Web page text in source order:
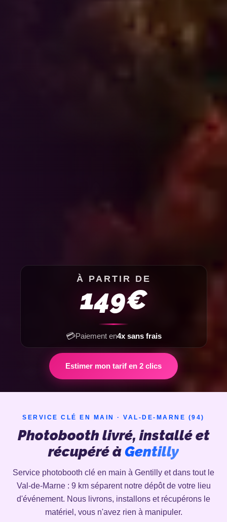
À PARTIR DE
149€
💳Paiement en4x sans frais
Estimer mon tarif en 2 clics
SERVICE CLÉ EN MAIN · VAL-DE-MARNE (94)
Photobooth livré, installé et
récupéré àGentilly
Service photobooth clé en main à Gentilly et dans tout le
Val-de-Marne : 9 km séparent notre dépôt de votre lieu
d'événement. Nous livrons, installons et récupérons le
matériel, vous n'avez rien à manipuler.